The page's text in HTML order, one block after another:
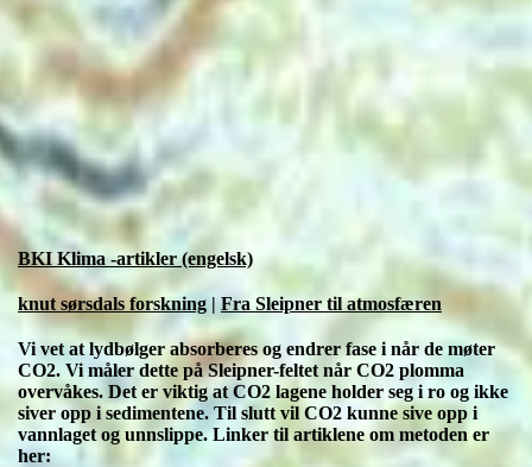
BKI Klima -artikler (engelsk)
knut sørsdals forskning |Fra Sleipner til atmosfæren
Vi vet at lydbølger absorberes og endrer fase i når de møter
CO2. Vi måler dette på Sleipner-feltet når CO2 plomma
overvåkes. Det er viktig at CO2 lagene holder seg i ro og ikke
siver opp i sedimentene. Til slutt vil CO2 kunne sive opp i
vannlaget og unnslippe. Linker til artiklene om metoden er
her: